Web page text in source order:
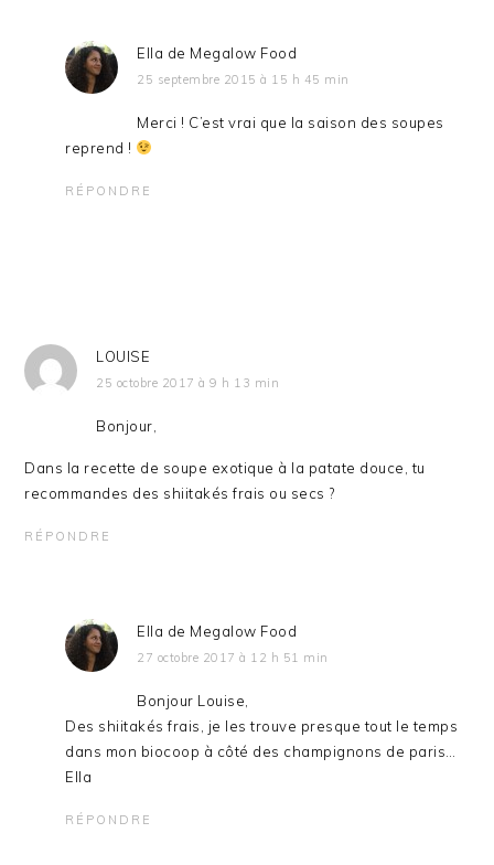
Ella de Megalow Food
25 septembre 2015 à 15 h 45 min
Merci ! C’est vrai que la saison des soupes
reprend !
RÉPONDRE
LOUISE
25 octobre 2017 à 9 h 13 min
Bonjour,
Dans la recette de soupe exotique à la patate douce, tu
recommandes des shiitakés frais ou secs ?
RÉPONDRE
Ella de Megalow Food
27 octobre 2017 à 12 h 51 min
Bonjour Louise,
Des shiitakés frais, je les trouve presque tout le temps
dans mon biocoop à côté des champignons de paris…
Ella
RÉPONDRE